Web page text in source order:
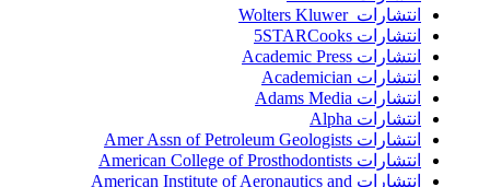
انتشارات Wolters Kluwer
انتشارات 5STARCooks
انتشارات Academic Press
انتشارات Academician
انتشارات Adams Media
انتشارات Alpha
انتشارات Amer Assn of Petroleum Geologists
انتشارات American College of Prosthodontists
انتشارات American Institute of Aeronautics and